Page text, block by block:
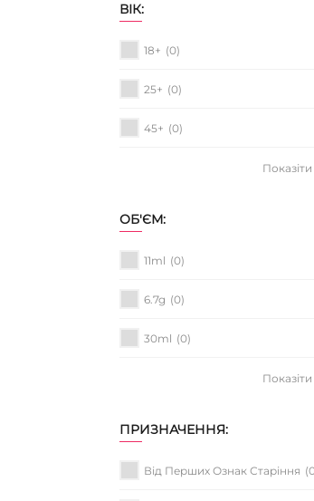
ВІК:
18+ (0)
25+ (0)
45+ (0)
Показіти
ОБ'ЄМ:
11ml (0)
6.7g (0)
30ml (0)
Показіти
ПРИЗНАЧЕННЯ:
Від Перших Ознак Старіння